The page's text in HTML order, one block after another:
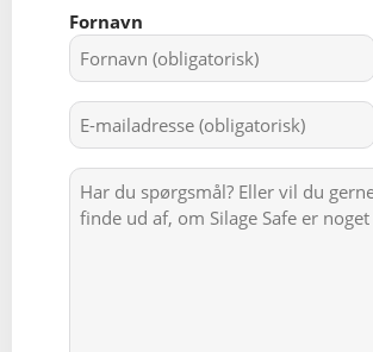
Naam
(Påkrævet)
Fornavn
E-
mailadres
(Påkrævet)
Bericht